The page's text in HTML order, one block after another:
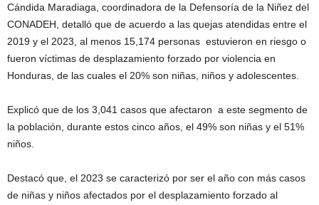
Cándida Maradiaga, coordinadora de la Defensoría de la Niñez del
CONADEH, detalló que de acuerdo a las quejas atendidas entre el
2019 y el 2023, al menos 15,174 personas estuvieron en riesgo o
fueron víctimas de desplazamiento forzado por violencia en
Honduras, de las cuales el 20% son niñas, niños y adolescentes.
Explicó que de los 3,041 casos que afectaron a este segmento de
la población, durante estos cinco años, el 49% son niñas y el 51%
niños.
Destacó que, el 2023 se caracterizó por ser el año con más casos
de niñas y niños afectados por el desplazamiento forzado al